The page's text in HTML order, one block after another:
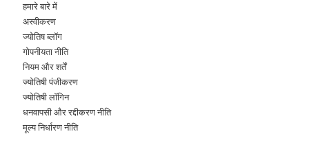
हमारे बारे में
अस्वीकरण
ज्योतिष ब्लॉग
गोपनीयता नीति
नियम और शर्तें
ज्योतिषी पंजीकरण
ज्योतिषी लॉगिन
धनवापसी और रद्दीकरण नीति
मूल्य निर्धारण नीति